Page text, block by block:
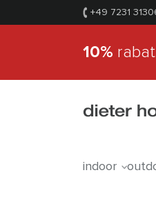
+49 7231
10%
indoor